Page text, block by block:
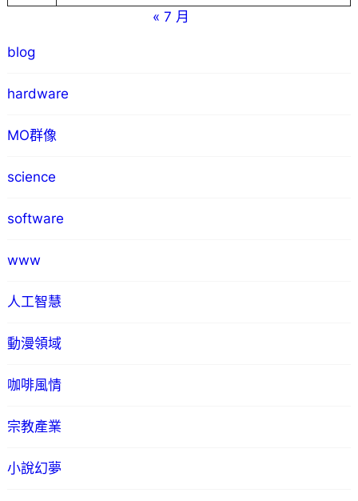
« 7 月
blog
hardware
MO群像
science
software
www
人工智慧
動漫領域
咖啡風情
宗教產業
小說幻夢